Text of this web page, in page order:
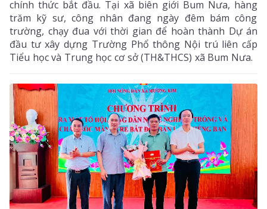
chính thức bắt đầu. Tại xã biên giới Bum Nưa, hàng
trăm kỹ sư, công nhân đang ngày đêm bám công
trường, chạy đua với thời gian để hoàn thành Dự án
đầu tư xây dựng Trường Phổ thông Nội trú liên cấp
Tiểu học và Trung học cơ sở (TH&THCS) xã Bum Nưa.